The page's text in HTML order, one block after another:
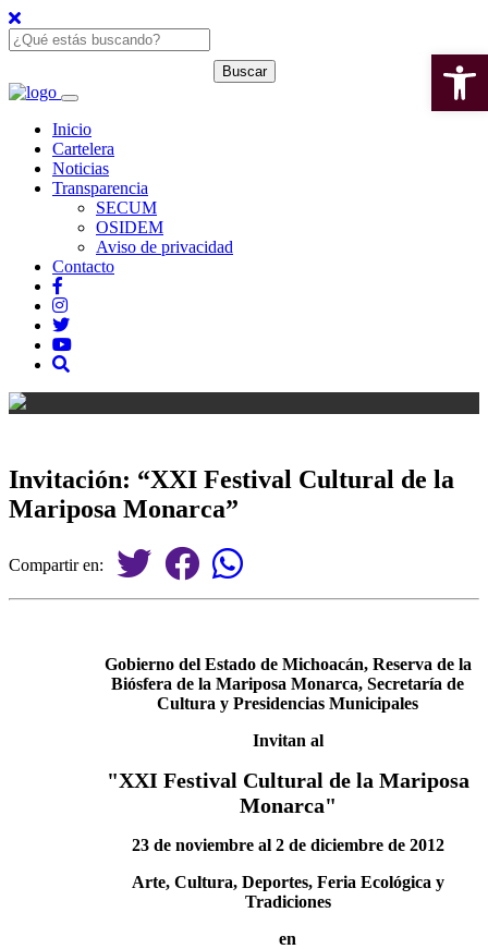
Inicio
Cartelera
Noticias
Transparencia
SECUM
OSIDEM
Aviso de privacidad
Contacto
Invitación: “XXI Festival Cultural de la
Mariposa Monarca”
Compartir en:
Gobierno del Estado de Michoacán, Reserva de la
Biósfera de la Mariposa Monarca, Secretaría de
Cultura y Presidencias Municipales
Invitan al
"XXI Festival Cultural de la Mariposa
Monarca"
23 de noviembre al 2 de diciembre de 2012
Arte, Cultura, Deportes, Feria Ecológica y
Tradiciones
en